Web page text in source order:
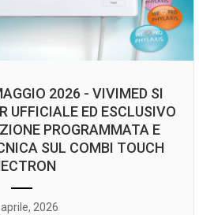
2026 - VIVIMED SI
UFFICIALE ED ESCLUSIVO
PROGRAMMATA E
SUL COMBI TOUCH
2026